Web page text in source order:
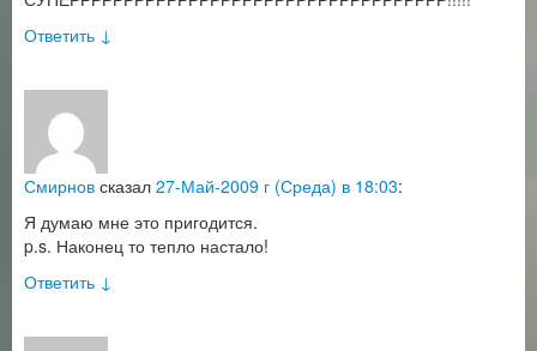
Ответить ↓
Смирнов сказал 27-Май-2009 г (Среда) в 18:03:
Я думаю мне это пригодится.
p.s. Наконец то тепло настало!
Ответить ↓